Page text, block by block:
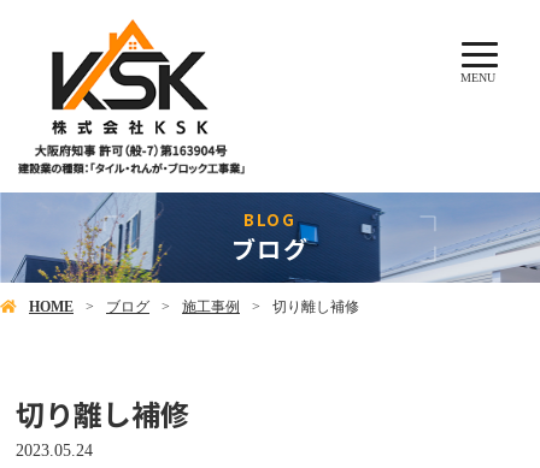
MENU
ブログ
HOME ブログ 施工事例 切り離し補修
切り離し補修
2023.05.24